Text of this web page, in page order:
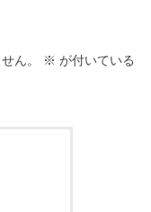
ん。 ※ が付いている